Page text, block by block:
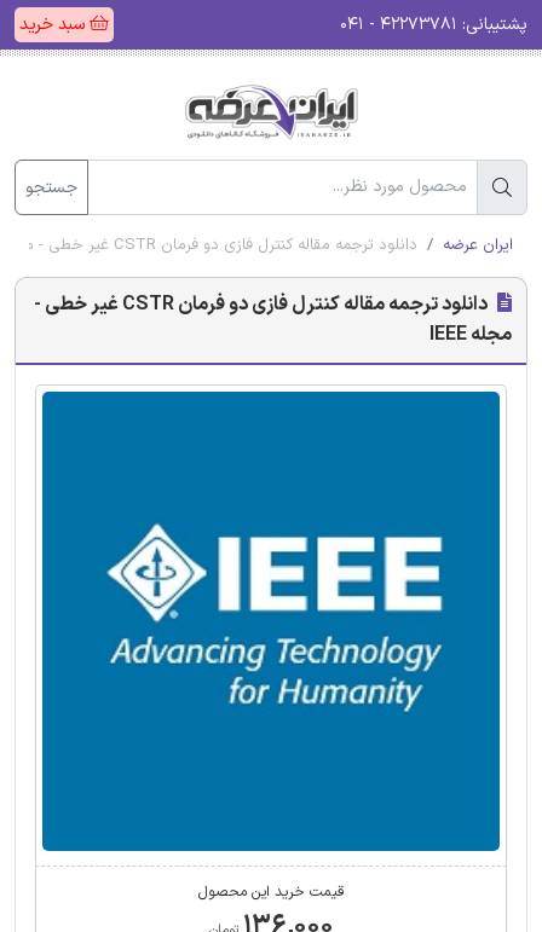
پشتیبانی: سبد خرید
جستجو
ایران عرضه دانلود ترجمه مقاله کنترل فازی دو فرمان CSTR غیر خطی - مجله IEEE
دانلود ترجمه مقاله کنترل فازی دو فرمان CSTR غیر خطی -
مجله IEEE
قیمت خرید این محصول